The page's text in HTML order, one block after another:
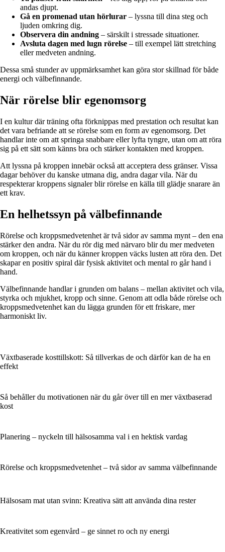
andas djupt.
Gå en promenad utan hörlurar – lyssna till dina steg och
ljuden omkring dig.
Observera din andning – särskilt i stressade situationer.
Avsluta dagen med lugn rörelse – till exempel lätt stretching
eller medveten andning.
Dessa små stunder av uppmärksamhet kan göra stor skillnad för både
energi och välbefinnande.
När rörelse blir egenomsorg
I en kultur där träning ofta förknippas med prestation och resultat kan
det vara befriande att se rörelse som en form av egenomsorg. Det
handlar inte om att springa snabbare eller lyfta tyngre, utan om att röra
sig på ett sätt som känns bra och stärker kontakten med kroppen.
Att lyssna på kroppen innebär också att acceptera dess gränser. Vissa
dagar behöver du kanske utmana dig, andra dagar vila. När du
respekterar kroppens signaler blir rörelse en källa till glädje snarare än
ett krav.
En helhetssyn på välbefinnande
Rörelse och kroppsmedvetenhet är två sidor av samma mynt – den ena
stärker den andra. När du rör dig med närvaro blir du mer medveten
om kroppen, och när du känner kroppen väcks lusten att röra den. Det
skapar en positiv spiral där fysisk aktivitet och mental ro går hand i
hand.
Välbefinnande handlar i grunden om balans – mellan aktivitet och vila,
styrka och mjukhet, kropp och sinne. Genom att odla både rörelse och
kroppsmedvetenhet kan du lägga grunden för ett friskare, mer
harmoniskt liv.
Växtbaserade kosttillskott: Så tillverkas de och därför kan de ha en
effekt
Så behåller du motivationen när du går över till en mer växtbaserad
kost
Planering – nyckeln till hälsosamma val i en hektisk vardag
Rörelse och kroppsmedvetenhet – två sidor av samma välbefinnande
Hälsosam mat utan svinn: Kreativa sätt att använda dina rester
Kreativitet som egenvård – ge sinnet ro och ny energi